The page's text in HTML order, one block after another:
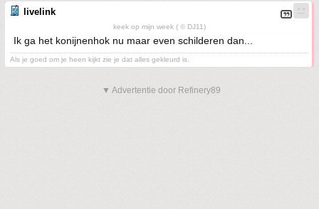
livelink
keek op mijn week ( © DJ11)
Ik ga het konijnenhok nu maar even schilderen dan...
Als je goed om je heen kijkt zie je dat alles gekleurd is.
▼ Advertentie door Refinery89